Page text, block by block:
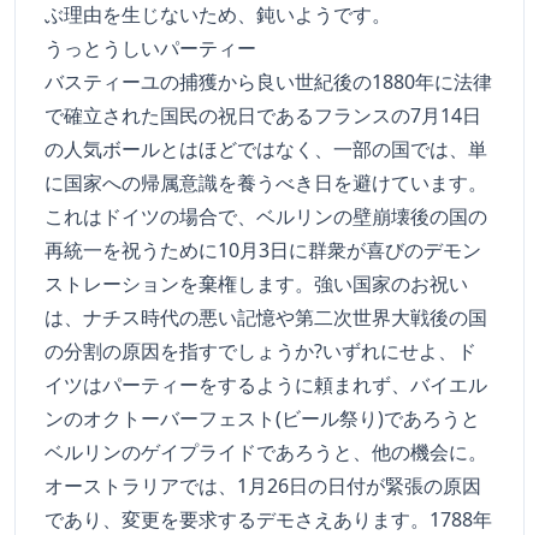
ぶ理由を生じないため、鈍いようです。
うっとうしいパーティー
バスティーユの捕獲から良い世紀後の1880年に法律
で確立された国民の祝日であるフランスの7月14日
の人気ボールとはほどではなく、一部の国では、単
に国家への帰属意識を養うべき日を避けています。
これはドイツの場合で、ベルリンの壁崩壊後の国の
再統一を祝うために10月3日に群衆が喜びのデモン
ストレーションを棄権します。強い国家のお祝い
は、ナチス時代の悪い記憶や第二次世界大戦後の国
の分割の原因を指すでしょうか?いずれにせよ、ド
イツはパーティーをするように頼まれず、バイエル
ンのオクトーバーフェスト(ビール祭り)であろうと
ベルリンのゲイプライドであろうと、他の機会に。
オーストラリアでは、1月26日の日付が緊張の原因
であり、変更を要求するデモさえあります。1788年